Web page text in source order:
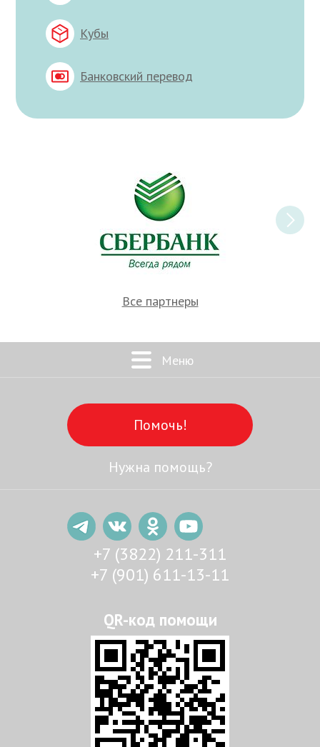
Кубы
Банковский перевод
Все партнеры
Меню
Помочь!
Нужна помощь?
+7 (3822) 211-311
+7 (901) 611-13-11